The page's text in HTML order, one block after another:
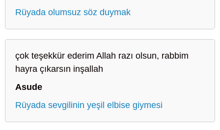
Rüyada olumsuz söz duymak
çok teşekkür ederim Allah razı olsun, rabbim
hayra çıkarsın inşallah
Asude
Rüyada sevgilinin yeşil elbise giymesi